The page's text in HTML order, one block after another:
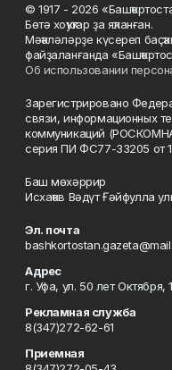
© 1917 - 2026
Бөтә хоҡуҡтар ҙа яҡланған.
Мәҡәләләрҙе күсереп
файҙаланғанда
Об использовании
Зарегистрировано
связи, информационных
коммуникаций
серия ПИ ФС77-33205 от
Баш мөхәррир
Исхаҡов Вәдүт Ғәйфулла
Эл. почта
Адрес
г. Уфа, ул. 50 лет Октября,
Рекламная служба
8(347)272-62-61
Приемная